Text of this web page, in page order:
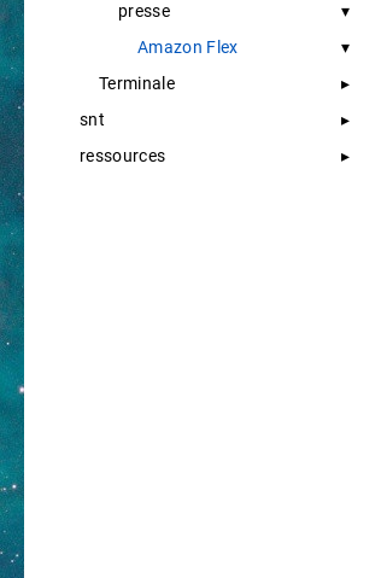
presse
Amazon Flex
Terminale
snt
ressources